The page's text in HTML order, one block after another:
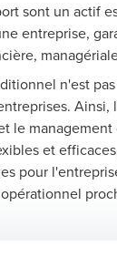
sont un actif
entreprise,
n'est
Ainsi,
le
et
pour